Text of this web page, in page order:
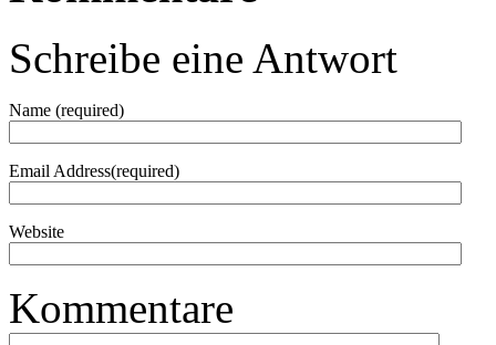
Schreibe eine Antwort
Name (required)
Email Address(required)
Website
Kommentare